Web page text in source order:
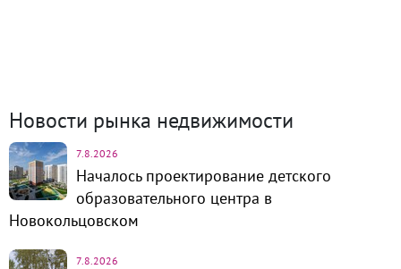
Новости рынка недвижимости
7.8.2026
Началось проектирование детского
образовательного центра в
Новокольцовском
7.8.2026